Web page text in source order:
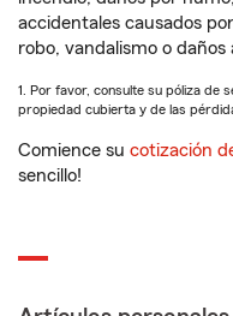
accidentales causados
robo, vandalismo o daños
1. Por favor, consulte su póliza de
propiedad cubierta y de las
Comience su cotización
sencillo!